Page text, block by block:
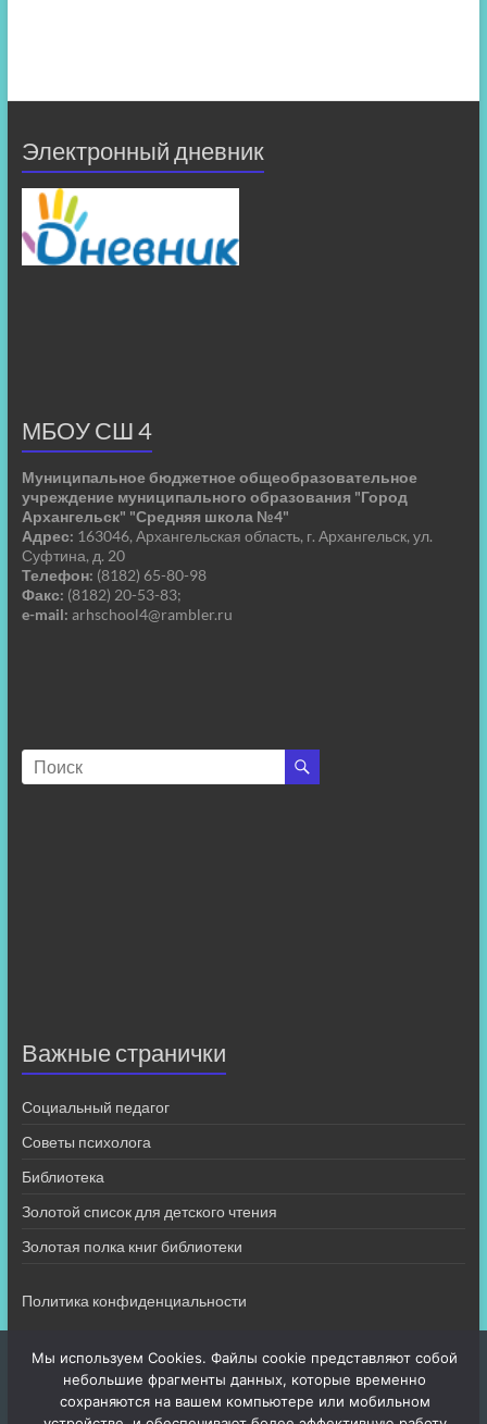
Электронный дневник
МБОУ СШ 4
Муниципальное бюджетное общеобразовательное
учреждение муниципального образования "Город
Архангельск" "Средняя школа №4"
Адрес: 163046, Архангельская область, г. Архангельск, ул.
Суфтина, д. 20
Телефон: (8182) 65-80-98
Факс: (8182) 20-53-83;
e-mail: arhschool4@rambler.ru
Важные странички
Социальный педагог
Советы психолога
Библиотека
Золотой список для детского чтения
Золотая полка книг библиотеки
Политика конфиденциальности
Мы используем Cookies. Файлы cookie представляют собой
небольшие фрагменты данных, которые временно
сохраняются на вашем компьютере или мобильном